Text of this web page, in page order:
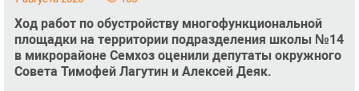
Ход работ по обустройству многофункциональной
площадки на территории подразделения школы №14
в микрорайоне Семхоз оценили депутаты окружного
Совета Тимофей Лагутин и Алексей Деяк.